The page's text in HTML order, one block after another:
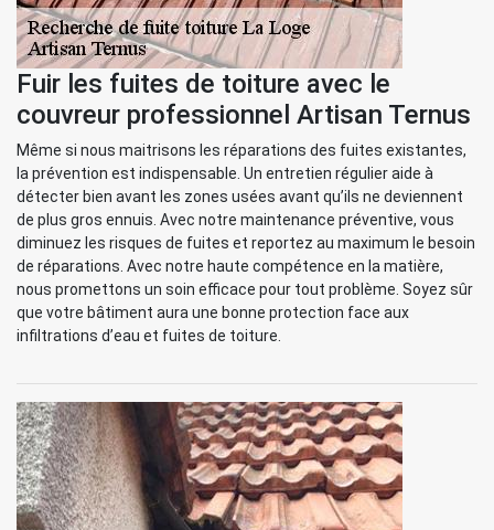
Fuir les fuites de toiture avec le
couvreur professionnel Artisan Ternus
Même si nous maitrisons les réparations des fuites existantes,
la prévention est indispensable. Un entretien régulier aide à
détecter bien avant les zones usées avant qu’ils ne deviennent
de plus gros ennuis. Avec notre maintenance préventive, vous
diminuez les risques de fuites et reportez au maximum le besoin
de réparations. Avec notre haute compétence en la matière,
nous promettons un soin efficace pour tout problème. Soyez sûr
que votre bâtiment aura une bonne protection face aux
infiltrations d’eau et fuites de toiture.